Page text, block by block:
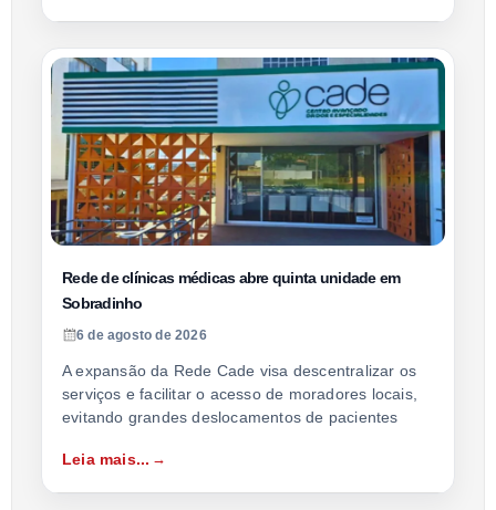
Rede de clínicas médicas abre quinta unidade em
Sobradinho
6 de agosto de 2026
A expansão da Rede Cade visa descentralizar os
serviços e facilitar o acesso de moradores locais,
evitando grandes deslocamentos de pacientes
Leia mais...